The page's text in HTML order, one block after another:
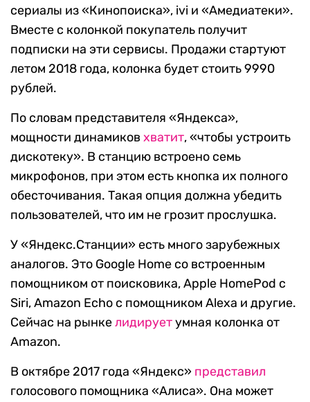
сериалы из «Кинопоиска», ivi и «Амедиатеки».
Вместе с колонкой покупатель получит
подписки на эти сервисы. Продажи стартуют
летом 2018 года, колонка будет стоить 9990
рублей.
По словам представителя «Яндекса»,
мощности динамиков хватит, «чтобы устроить
дискотеку». В станцию встроено семь
микрофонов, при этом есть кнопка их полного
обесточивания. Такая опция должна убедить
пользователей, что им не грозит прослушка.
У «Яндекс.Станции» есть много зарубежных
аналогов. Это Google Home со встроенным
помощником от поисковика, Apple HomePod с
Siri, Amazon Echo с помощником Alexa и другие.
Сейчас на рынкелидируетумная колонка от
Amazon.
В октябре 2017 года «Яндекс» представил
голосового помощника «Алиса». Она может